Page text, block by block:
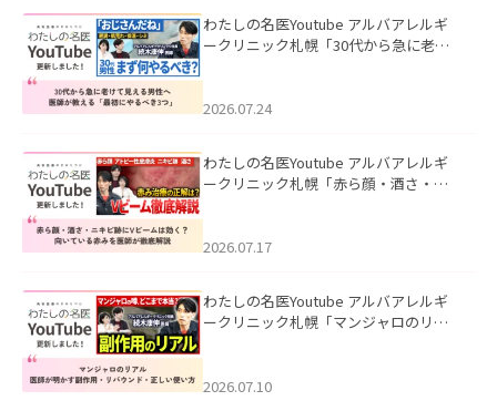
わたしの名医Youtube アルバアレルギ
ークリニック札幌「30代から急に老け
た。
2026.07.24
わたしの名医Youtube アルバアレルギ
ークリニック札幌「赤ら顔・酒さ・ニ
した。
2026.07.17
わたしの名医Youtube アルバアレルギ
ークリニック札幌「マンジャロのリア
た。
2026.07.10